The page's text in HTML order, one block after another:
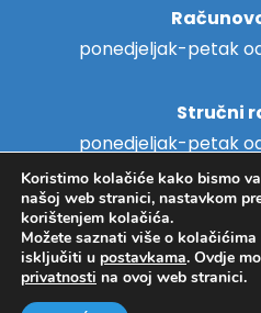
ponedjeljak-petak
Stručni
ponedjeljak-petak
Copyright © 2018. - Centar za
pružanje usluga u zajednici
Svitanje Koprivnica -
Koristimo kolačiće kako bismo
našoj web stranici, nastavkom
korištenjem kolačića.
Možete saznati više o
isključiti u postavkama. Ovdje
privatnosti na ovoj web stranici.